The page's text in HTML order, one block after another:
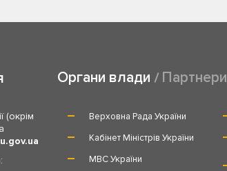
(окрім
Органи влади Партнери
Верховна Рада України
Кабінет Міністрів України
МВС України